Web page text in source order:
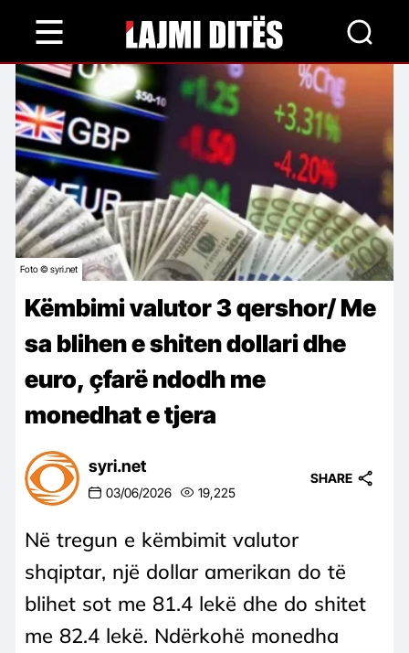
content
Foto © syri.net
Këmbimi valutor 3 qershor/ Me
sa blihen e shiten dollari dhe
euro, çfarë ndodh me
monedhat e tjera
syri.net
03/06/2026 19,225
SHARE
Në tregun e këmbimit valutor
shqiptar, një dollar amerikan do të
blihet sot me 81.4 lekë dhe do shitet
me 82.4 lekë. Ndërkohë monedha